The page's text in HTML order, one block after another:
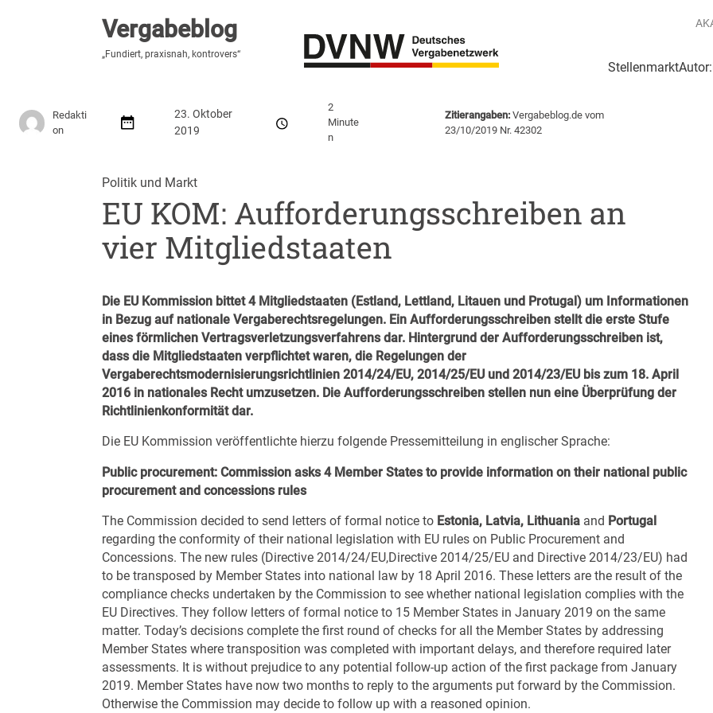
Vergabeblog
„Fundiert, praxisnah, kontrovers“
Stellenmarkt
Vergabeblog
„Hier lesen Sie es zuerst“
Redakti
on
23. Oktober
2019
2
Minute
n
Zitierangaben: Vergabeblog.de vom
23/10/2019 Nr. 42302
Politik und Markt
EU KOM: Aufforderungsschreiben an
vier Mitgliedstaaten
Die EU Kommission bittet 4 Mitgliedstaaten (Estland, Lettland, Litauen und Protugal) um Informationen
in Bezug auf nationale Vergaberechtsregelungen. Ein Aufforderungsschreiben stellt die erste Stufe
einesförmlichen Vertragsverletzungsverfahrensdar. Hintergrund der Aufforderungsschreiben ist,
dass die Mitgliedstaaten verpflichtet waren, die Regelungen der
Vergaberechtsmodernisierungsrichtlinien 2014/24/EU, 2014/25/EU und 2014/23/EU bis zum 18. April
2016 in nationales Recht umzusetzen. Die Aufforderungsschreiben stellen nun eine Überprüfung der
Richtlinienkonformität dar.
Die EU Kommission veröffentlichte hierzu folgende Pressemitteilung in englischer Sprache:
Public procurement: Commission asks 4 Member States to provide information on their national public
procurement and concessions rules
The Commission decided to send letters of formal notice to Estonia, Latvia, Lithuania and Portugal
regarding the conformity of their national legislation with EU rules on Public Procurement and
Concessions. The new rules (Directive 2014/24/EU,Directive 2014/25/EU and Directive 2014/23/EU) had
to be transposed by Member States into national law by 18 April 2016. These letters are the result of the
compliance checks undertaken by the Commission to see whether national legislation complies with the
EU Directives. They follow letters of formal notice to 15 Member States in January 2019 on the same
matter. Today’s decisions complete the first round of checks for all the Member States by addressing
Member States where transposition was completed with important delays, and therefore required later
assessments. It is without prejudice to any potential follow-up action of the first package from January
2019. Member States have now two months to reply to the arguments put forward by the Commission.
Otherwise the Commission may decide to follow up with a reasoned opinion.